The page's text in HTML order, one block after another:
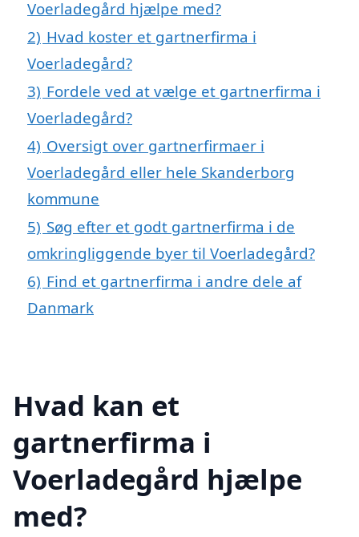
Voerladegård hjælpe med?
2) Hvad koster et gartnerfirma i
Voerladegård?
3) Fordele ved at vælge et gartnerfirma i
Voerladegård?
4) Oversigt over gartnerfirmaer i
Voerladegård eller hele Skanderborg
kommune
5) Søg efter et godt gartnerfirma i de
omkringliggende byer til Voerladegård?
6) Find et gartnerfirma i andre dele af
Danmark
Hvad kan et
gartnerfirma i
Voerladegård hjælpe
med?